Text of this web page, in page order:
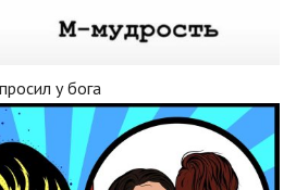
у бога